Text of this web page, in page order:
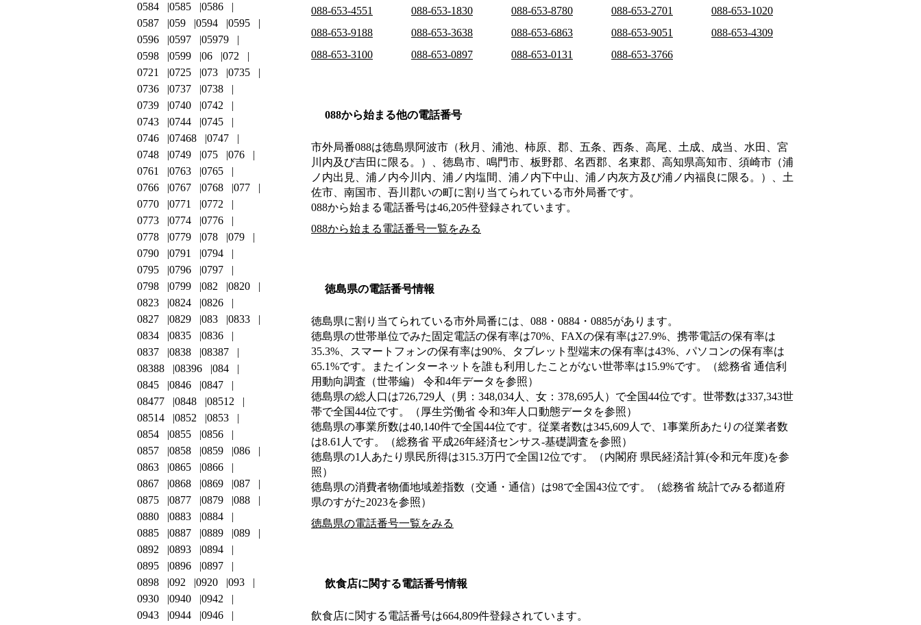
088-653-4551
088-653-1830 088-653-8780 088-653-2701
088-653-1020
088-653-9188
088-653-3638 088-653-6863 088-653-9051
088-653-4309
088-653-3100
088-653-0897 088-653-0131 088-653-3766
088から始まる他の電話番号
市外局番088は徳島県阿波市（秋月、浦池、柿原、郡、五条、西条、高尾、土成、成当、水田、宮
川内及び吉田に限る。）、徳島市、鳴門市、板野郡、名西郡、名東郡、高知県高知市、須崎市（浦
ノ内出見、浦ノ内今川内、浦ノ内塩間、浦ノ内下中山、浦ノ内灰方及び浦ノ内福良に限る。）、土
佐市、南国市、吾川郡いの町に割り当てられている市外局番です。
088から始まる電話番号は46,205件登録されています。
088から始まる電話番号一覧をみる
徳島県の電話番号情報
徳島県に割り当てられている市外局番には、088・0884・0885があります。
徳島県の世帯単位でみた固定電話の保有率は70%、FAXの保有率は27.9%、携帯電話の保有率は
35.3%、スマートフォンの保有率は90%、タブレット型端末の保有率は43%、パソコンの保有率は
65.1%です。またインターネットを誰も利用したことがない世帯率は15.9%です。（総務省 通信利
用動向調査（世帯編） 令和4年データを参照）
徳島県の総人口は726,729人（男：348,034人、女：378,695人）で全国44位です。世帯数は337,343世
帯で全国44位です。（厚生労働省 令和3年人口動態データを参照）
徳島県の事業所数は40,140件で全国44位です。従業者数は345,609人で、1事業所あたりの従業者数
は8.61人です。（総務省 平成26年経済センサス‐基礎調査を参照）
徳島県の1人あたり県民所得は315.3万円で全国12位です。（内閣府 県民経済計算(令和元年度)を参
照）
徳島県の消費者物価地域差指数（交通・通信）は98で全国43位です。（総務省 統計でみる都道府
県のすがた2023を参照）
徳島県の電話番号一覧をみる
飲食店に関する電話番号情報
飲食店に関する電話番号は664,809件登録されています。
0584
0585
0586
0587
059 0594
0595
0596
0597
05979
0598
0599 06
072
0721
0725 073
0735
0736
0737
0738
0739
0740
0742
0743
0744
0745
0746
07468
0747
0748
0749 075
076
0761
0763
0765
0766
0767 0768
077
0770
0771
0772
0773
0774
0776
0778
0779 078
079
0790
0791
0794
0795
0796
0797
0798
0799 082
0820
0823
0824
0826
0827
0829 083
0833
0834
0835
0836
0837
0838
08387
08388
08396
084
0845
0846
0847
08477
0848
08512
08514
0852
0853
0854
0855
0856
0857
0858 0859
086
0863
0865
0866
0867
0868 0869
087
0875
0877 0879
088
0880
0883
0884
0885
0887 0889
089
0892
0893
0894
0895
0896
0897
0898
092 0920
093
0930
0940
0942
0943
0944
0946